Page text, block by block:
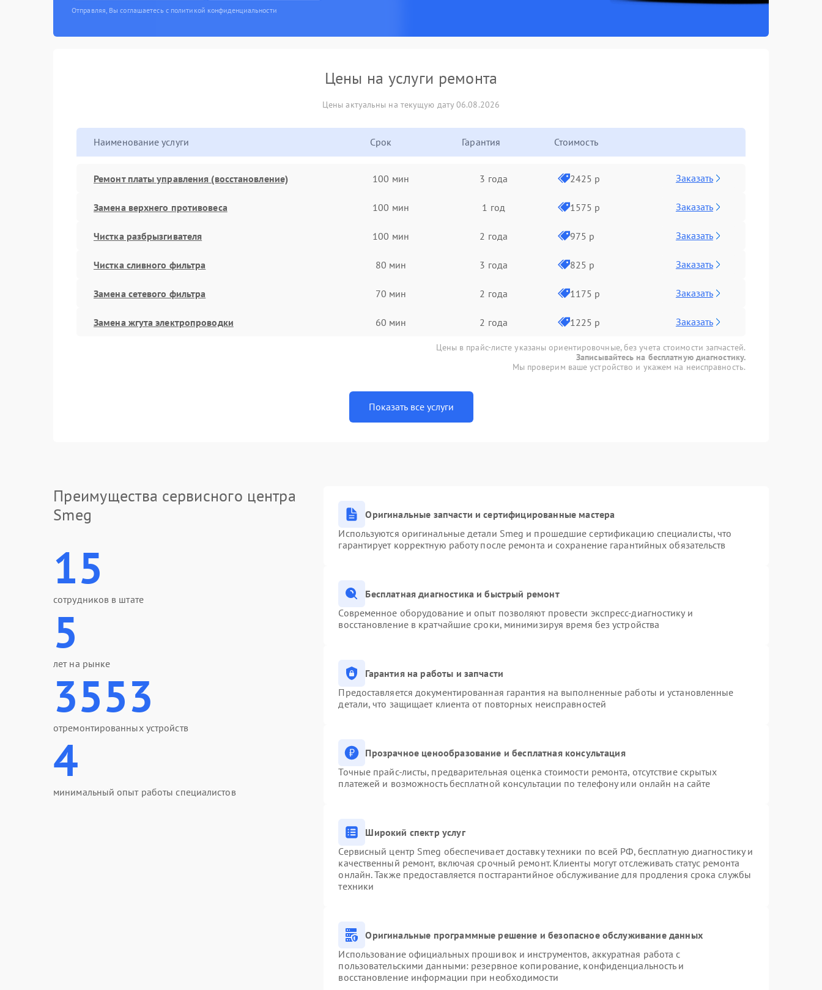
Отправляя, Вы соглашаетесь с политикой конфиденциальности
Цены на услуги ремонта
Цены актуальны на текущую дату 06.08.2026
Наименование услуги Срок Гарантия Стоимость
Ремонт платы управления (восстановление) 100 мин 3 года 2425 р Заказать
Замена верхнего противовеса 100 мин 1 год 1575 р Заказать
Чистка разбрызгивателя 100 мин 2 года 975 р Заказать
Чистка сливного фильтра 80 мин 3 года 825 р Заказать
Замена сетевого фильтра 70 мин 2 года 1175 р Заказать
Замена жгута электропроводки 60 мин 2 года 1225 р Заказать
Цены в прайс-листе указаны ориентировочные, без учета стоимости запчастей.
Записывайтесь на бесплатную диагностику.
Мы проверим ваше устройство и укажем на неисправность.
Показать все услуги
Преимущества сервисного центра
Smeg
15
сотрудников в штате
5
лет на рынке
3553
отремонтированных устройств
4
минимальный опыт работы специалистов
Оригинальные запчасти и сертифицированные мастера
Используются оригинальные детали Smeg и прошедшие сертификацию специалисты, что
гарантирует корректную работу после ремонта и сохранение гарантийных обязательств
Бесплатная диагностика и быстрый ремонт
Современное оборудование и опыт позволяют провести экспресс-диагностику и
восстановление в кратчайшие сроки, минимизируя время без устройства
Гарантия на работы и запчасти
Предоставляется документированная гарантия на выполненные работы и установленные
детали, что защищает клиента от повторных неисправностей
Прозрачное ценообразование и бесплатная консультация
Точные прайс-листы, предварительная оценка стоимости ремонта, отсутствие скрытых
платежей и возможность бесплатной консультации по телефону или онлайн на сайте
Широкий спектр услуг
Сервисный центр Smeg обеспечивает доставку техники по всей РФ, бесплатную диагностику и
качественный ремонт, включая срочный ремонт. Клиенты могут отслеживать статус ремонта
онлайн. Также предоставляется постгарантийное обслуживание для продления срока службы
техники
Оригинальные программные решение и безопасное обслуживание данных
Использование официальных прошивок и инструментов, аккуратная работа с
пользовательскими данными: резервное копирование, конфиденциальность и
восстановление информации при необходимости